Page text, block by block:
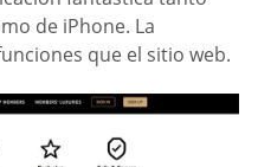
de iPhone. La
que el sitio web.